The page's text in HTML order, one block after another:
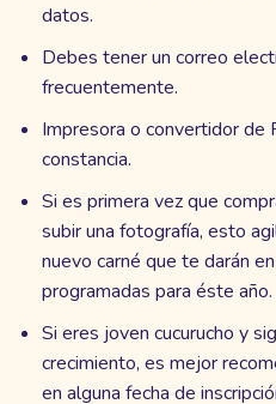
datos.
Debes tener un correo
frecuentemente.
Impresora o convertidor de
constancia.
Si es primera vez que
subir una fotografía, esto
nuevo carné que te darán
programadas para éste año.
Si eres joven cucurucho y
crecimiento, es mejor
en alguna fecha de